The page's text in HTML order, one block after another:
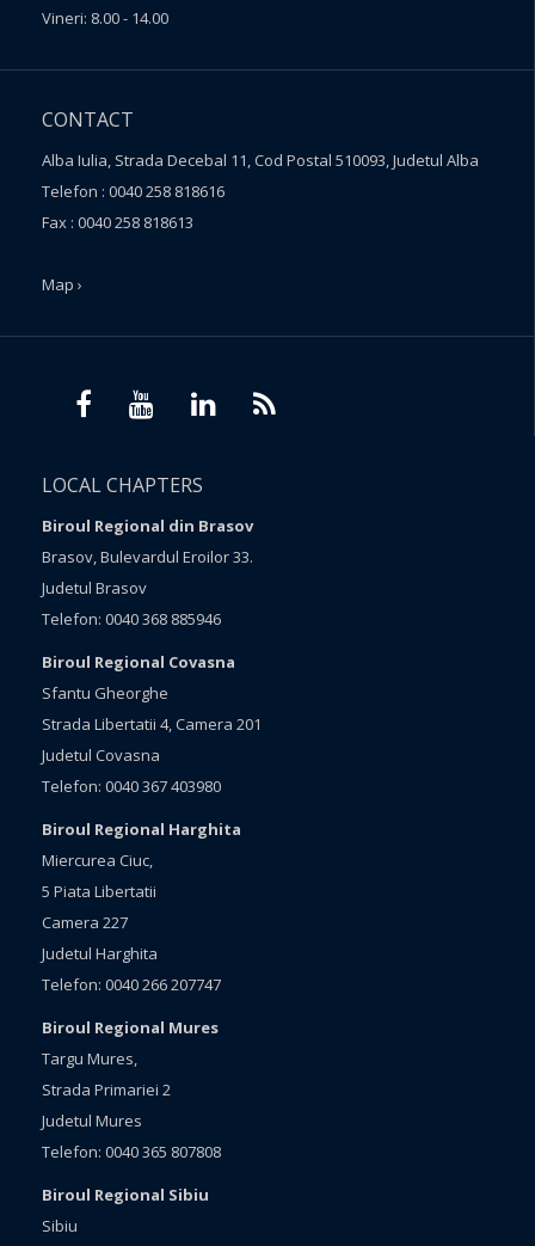
Vineri: 8.00 - 14.00
CONTACT
Alba Iulia, Strada Decebal 11, Cod Postal 510093, Judetul Alba
Telefon : 0040 258 818616
Fax : 0040 258 818613
Map ›
LOCAL CHAPTERS
Biroul Regional din Brasov
Brasov, Bulevardul Eroilor 33.
Judetul Brasov
Telefon: 0040 368 885946
Biroul Regional Covasna
Sfantu Gheorghe
Strada Libertatii 4, Camera 201
Judetul Covasna
Telefon: 0040 367 403980
Biroul Regional Harghita
Miercurea Ciuc,
5 Piata Libertatii
Camera 227
Judetul Harghita
Telefon: 0040 266 207747
Biroul Regional Mures
Targu Mures,
Strada Primariei 2
Judetul Mures
Telefon: 0040 365 807808
Biroul Regional Sibiu
Sibiu